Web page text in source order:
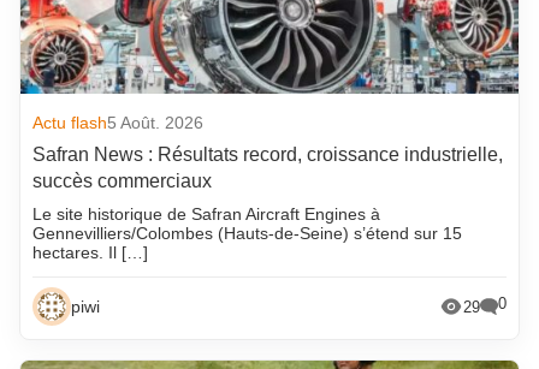
Actu flash5 Août. 2026
Safran News : Résultats record, croissance industrielle,
succès commerciaux
Le site historique de Safran Aircraft Engines à
Gennevilliers/Colombes (Hauts-de-Seine) s’étend sur 15
hectares. Il […]
piwi 29 0